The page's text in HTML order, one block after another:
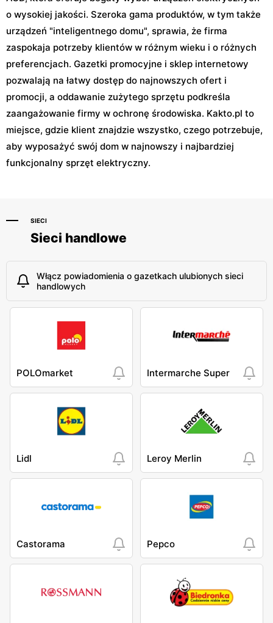
o wysokiej jakości. Szeroka gama produktów, w tym także
urządzeń "inteligentnego domu", sprawia, że firma
zaspokaja potrzeby klientów w różnym wieku i o różnych
preferencjach. Gazetki promocyjne i sklep internetowy
pozwalają na łatwy dostęp do najnowszych ofert i
promocji, a oddawanie zużytego sprzętu podkreśla
zaangażowanie firmy w ochronę środowiska. Kakto.pl to
miejsce, gdzie klient znajdzie wszystko, czego potrzebuje,
aby wyposażyć swój dom w najnowszy i najbardziej
funkcjonalny sprzęt elektryczny.
SIECI
Sieci handlowe
Włącz powiadomienia o gazetkach ulubionych sieci
handlowych
POLOmarket Intermarche Super
Lidl Leroy Merlin
Castorama Pepco